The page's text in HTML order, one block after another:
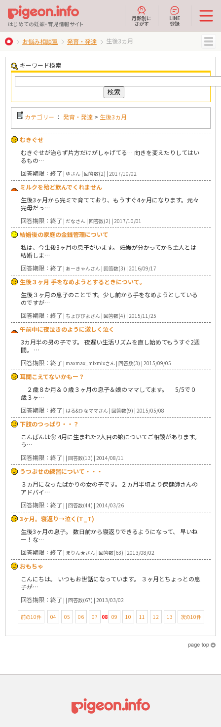
はじめての妊娠・育児情報サイト
月齢別に
さがす
LINE
登録
MENU
お悩み相談室 発育・発達 生後3ヵ月
キーワード検索
カテゴリー ： 発育・発達 > 生後3ヵ月
むきぐせ
むきぐせが治らず片方だけがしゃげてる… 向きを変えたりしてはい
るもの…
回答期限：終了 | ゆさん | 回答数(2) | 2017/10/02
ミルクを殆ど飲んでくれません
生後3ヶ月から完ミで育てており、もうすぐ4ヶ月になります。元々
完母だっ…
回答期限：終了 | だなさん | 回答数(2) | 2017/10/01
結婚後の家庭の金銭管理について
私は、今生後3ヶ月の息子がいます。 妊娠が分かってから主人とは
結婚しま…
回答期限：終了 | あーきゃんさん | 回答数(3) | 2016/09/17
生後３ヶ月 手をなめようとするときについて。
生後３ヶ月の息子のことです。少し前から手をなめようとしている
のですが…
回答期限：終了 | ちょびぴよさん | 回答数(4) | 2015/11/25
午前中に夜泣きのように激しく泣く
3カ月半の男の子です。 夜遅い生活リズムを直し始めてもうすぐ2週
間。 …
回答期限：終了 | maxmax_mixmixさん | 回答数(3) | 2015/09/05
耳聞こえてないかもー？
２歳８か月＆０歳３ヶ月の息子＆娘のママしてます。 5/5で０
歳３ヶ…
回答期限：終了 | はる&ひなママさん | 回答数(9) | 2015/05/08
下肢のつっぱり・・？
こんばんは❀ 4月に生まれた2人目の娘についてご相談があります。
う…
回答期限：終了 | | 回答数(13) | 2014/08/11
うつぶせの練習について・・・
３ヵ月になったばかりの女の子です。２ヵ月半頃より保健師さんの
アドバイ…
回答期限：終了 | | 回答数(44) | 2014/03/26
3ヶ月。寝返り→泣く(T_T)
生後3ヶ月の息子。 数日前から寝返りできるようになって、 早いね
ー！な…
回答期限：終了 | まりん★さん | 回答数(63) | 2013/08/02
おもちゃ
こんにちは。 いつもお世話になっています。 ３ヶ月とちょっとの息
子が…
回答期限：終了 | | 回答数(67) | 2013/03/02
前の10件 04 05 06 07 08 09 10 11 12 13 次の10件